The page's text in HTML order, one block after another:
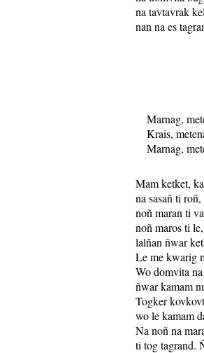
na tavtavrak
nan na es
Marnag,
Krais,
Marnag,
Mam ketket,
na sasañ ti roñ,
noñ maran ti
noñ maros ti le,
lalñan ñwar
Le me kwarig
Wo domvita
ñwar kamam
Togker
wo le kamam
Na noñ na
ti tog tagrand.